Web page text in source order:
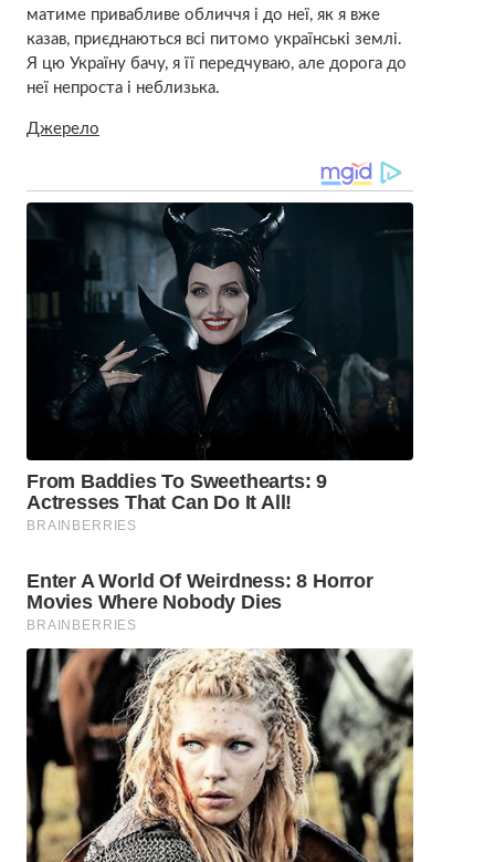
матиме привабливе обличчя і до неї, як я вже
казав, приєднаються всі питомо українські землі.
Я цю Україну бачу, я її передчуваю, але дорога до
неї непроста і неблизька.
Джерело